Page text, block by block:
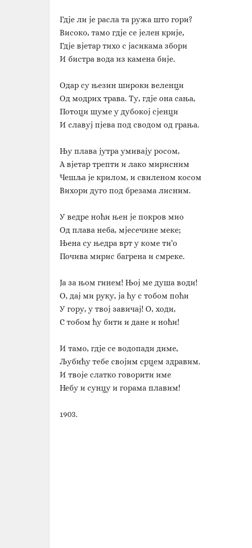
Гдје ли је расла та ружа што гори?
Високо, тамо гдје се јелен крије,
Гдје вјетар тихо с јасикама збори
И бистра вода из камена бије.
Одар су њезин широки веленци
Од модрих трава. Ту, гдје она сања,
Потоци шуме у дубокој сјенци
И славуј пјева под сводом од грања.
Њу плава јутра умивају росом,
А вјетар трепти и лако мирисним
Чешља је крилом, и свиленом косом
Вихори дуго под брезама лисним.
У ведре ноћи њен је покров мио
Од плава неба, мјесечине меке;
Њена су њедра врт у коме ти'о
Почива мирис багрена и смреке.
Ја за њом гинем! Њој ме душа води!
О, дај ми руку, ја ћу с тобом поћи
У гору, у твој завичај! О, ходи,
С тобом ћу бити и дане и ноћи!
И тамо, гдје се водопади диме,
Љубићу тебе својим срцем здравим.
И твоје слатко говорити име
Небу и сунцу и горама плавим!
1903.